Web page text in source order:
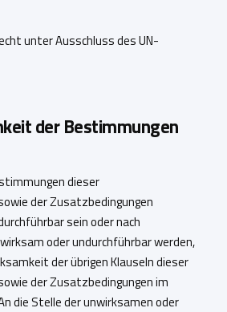
unter Ausschluss des UN-
der Bestimmungen
dieser
der Zusatzbedingungen
sein oder nach
oder undurchführbar werden,
der übrigen Klauseln dieser
der Zusatzbedingungen im
die Stelle der unwirksamen oder